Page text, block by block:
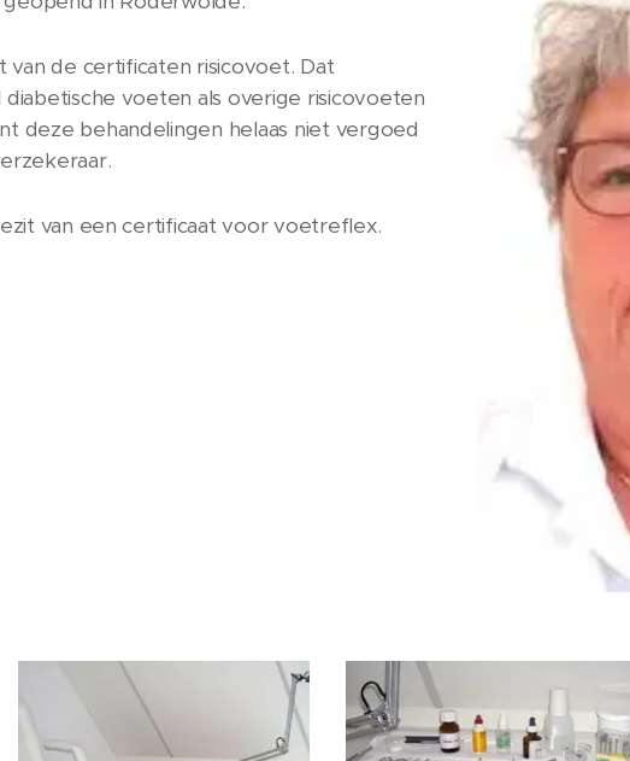
van de certificaten risicovoet. Dat
voeten als overige risicovoeten
deze behandelingen helaas niet vergoed
van een certificaat voor voetreflex.